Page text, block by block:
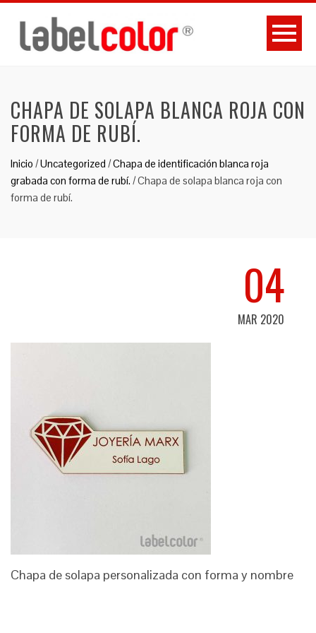
CHAPA DE SOLAPA BLANCA ROJA CON
FORMA DE RUBÍ.
Inicio /Uncategorized /Chapa de identificación blanca roja
grabada con forma de rubí. /Chapa de solapa blanca roja con
forma de rubí.
04
MAR 2020
Chapa de solapa personalizada con forma y nombre